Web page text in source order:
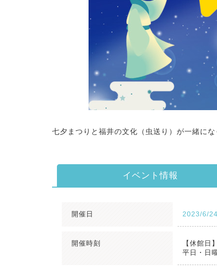
七夕まつりと福井の文化（虫送り）が一緒に
イベント情報
開催日 2023/6/
開催時刻
【休館日
平日・日